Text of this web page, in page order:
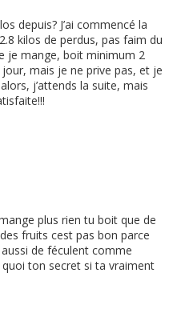
depuis? J’ai commencé la
kilos de perdus, pas faim du
je mange, boit minimum 2
jour, mais je ne prive pas, et je
j’attends la suite, mais
plus rien tu boit que de
fruits cest pas bon parce
de féculent comme
quoi ton secret si ta vraiment